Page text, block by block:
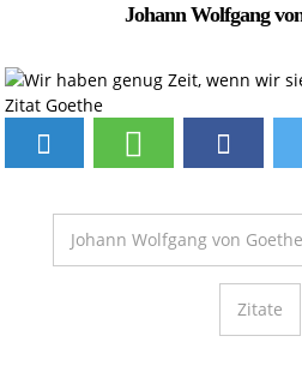
Johann Wolfgang
Johann Wolfgang von Goethe
Zitate